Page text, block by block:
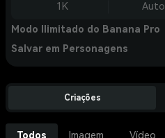
1K Auto
Modo Ilimitado do Banana Pro
Salvar em Personagens
Criações
Todos Imagem Vídeo